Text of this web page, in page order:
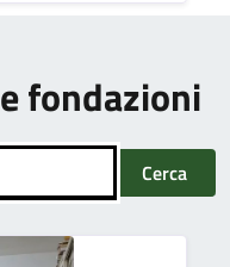
fondazioni
Cerca